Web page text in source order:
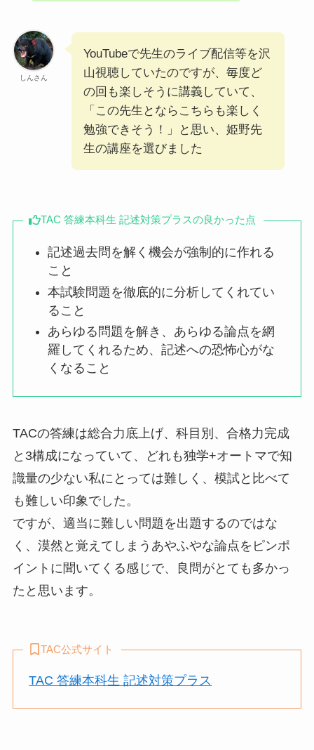
しんさん
YouTubeで先生のライブ配信等を沢
山視聴していたのですが、毎度ど
の回も楽しそうに講義していて、
「この先生とならこちらも楽しく
勉強できそう！」と思い、姫野先
生の講座を選びました
TAC 答練本科⽣ 記述対策プラスの良かった点
記述過去問を解く機会が強制的に作れる
こと
本試験問題を徹底的に分析してくれてい
ること
あらゆる問題を解き、あらゆる論点を網
羅してくれるため、記述への恐怖⼼がな
くなること
TACの答練は総合力底上げ、科目別、合格力完成
と3構成になっていて、どれも独学+オートマで知
識量の少ない私にとっては難しく、模試と比べて
も難しい印象でした。
ですが、適当に難しい問題を出題するのではな
く、漠然と覚えてしまうあやふやな論点をピンポ
イントに聞いてくる感じで、良問がとても多かっ
たと思います。
TAC公式サイト
TAC 答練本科⽣ 記述対策プラス